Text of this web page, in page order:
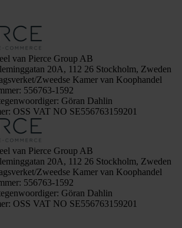
van Pierce Group AB
20A, 112 26 Stockholm, Zweden
Zweedse Kamer van Koophandel
556763-1592
Göran Dahlin
OSS VAT NO SE556763159201
van Pierce Group AB
20A, 112 26 Stockholm, Zweden
Zweedse Kamer van Koophandel
556763-1592
Göran Dahlin
OSS VAT NO SE556763159201